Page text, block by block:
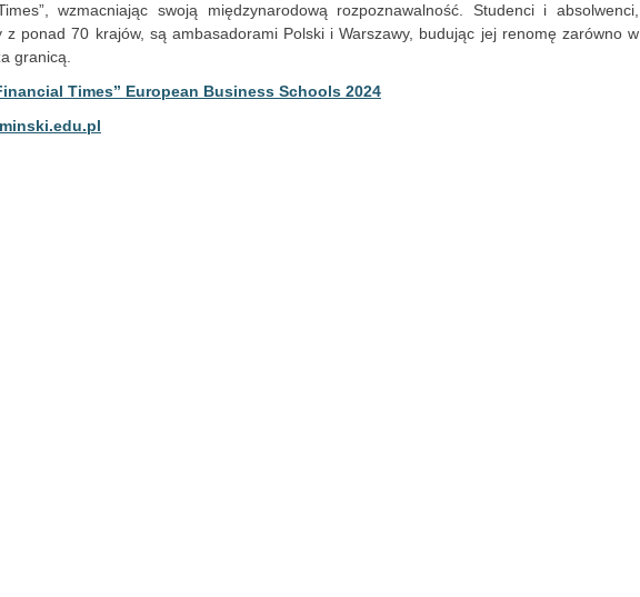
wzmacniając swoją międzynarodową rozpoznawalność. Studenci i absolwenci,
z ponad 70 krajów, są ambasadorami Polski i Warszawy, budując jej renomę zarówno w
granicą.
Times” European Business Schools 2024